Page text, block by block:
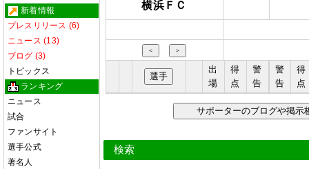
新着情報
プレスリリース (6)
ニュース (13)
ブログ (3)
トピックス
ランキング
ニュース
試合
ファンサイト
選手公式
著名人
横浜ＦＣ
＜ ＞
選手
出
場
得
点
警
告
警
告
得
点
サポーターのブログや掲
検索